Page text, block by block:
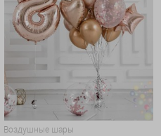
Воздушные шары